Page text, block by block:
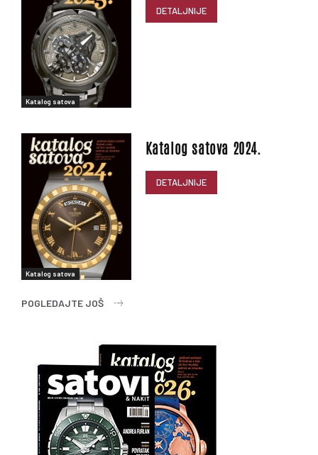
Katalog satova
DETALJNIJE
Katalog satova
Katalog satova 2024.
DETALJNIJE
POGLEDAJTE JOŠ